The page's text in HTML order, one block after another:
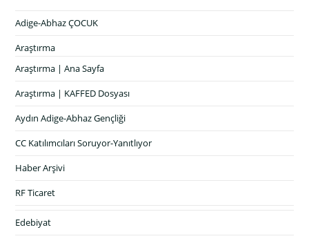
Adige-Abhaz ÇOCUK
Araştırma
Araştırma | Ana Sayfa
Araştırma | KAFFED Dosyası
Aydın Adige-Abhaz Gençliği
CC Katılımcıları Soruyor-Yanıtlıyor
Haber Arşivi
RF Ticaret
Edebiyat